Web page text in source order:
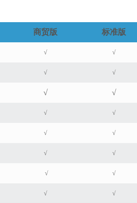
商贸版 标准版
√ √
√ √
√ √
√ √
√ √
√ √
√ √
√ √